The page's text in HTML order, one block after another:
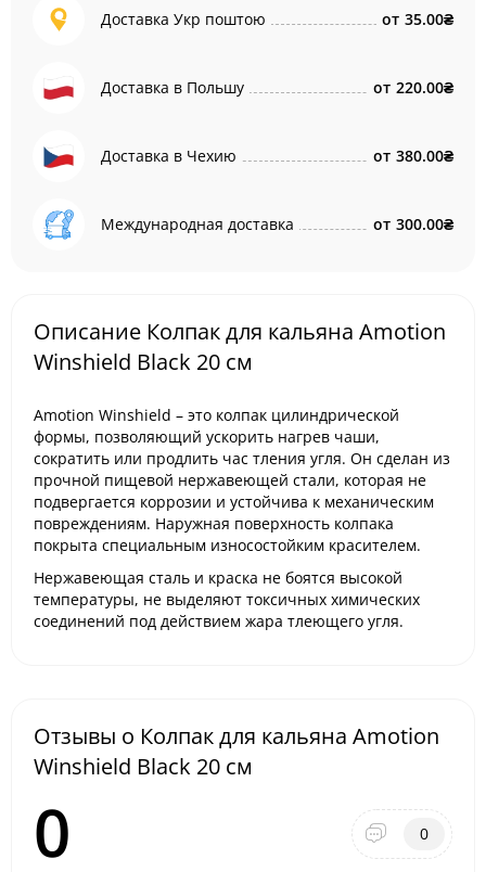
Доставка Укр поштою от 35.00₴
Доставка в Польшу от 220.00₴
Доставка в Чехию от 380.00₴
Международная доставка от 300.00₴
Описание Колпак для кальяна Amotion
Winshield Black 20 см
Amotion Winshield – это колпак цилиндрической
формы, позволяющий ускорить нагрев чаши,
сократить или продлить час тления угля. Он сделан из
прочной пищевой нержавеющей стали, которая не
подвергается коррозии и устойчива к механическим
повреждениям. Наружная поверхность колпака
покрыта специальным износостойким красителем.
Нержавеющая сталь и краска не боятся высокой
температуры, не выделяют токсичных химических
соединений под действием жара тлеющего угля.
Отзывы о Колпак для кальяна Amotion
Winshield Black 20 см
0 0